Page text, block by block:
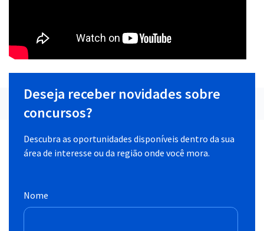
Deseja receber novidades sobre
concursos?
Descubra as oportunidades disponíveis dentro da sua
área de interesse ou da região onde você mora.
Nome